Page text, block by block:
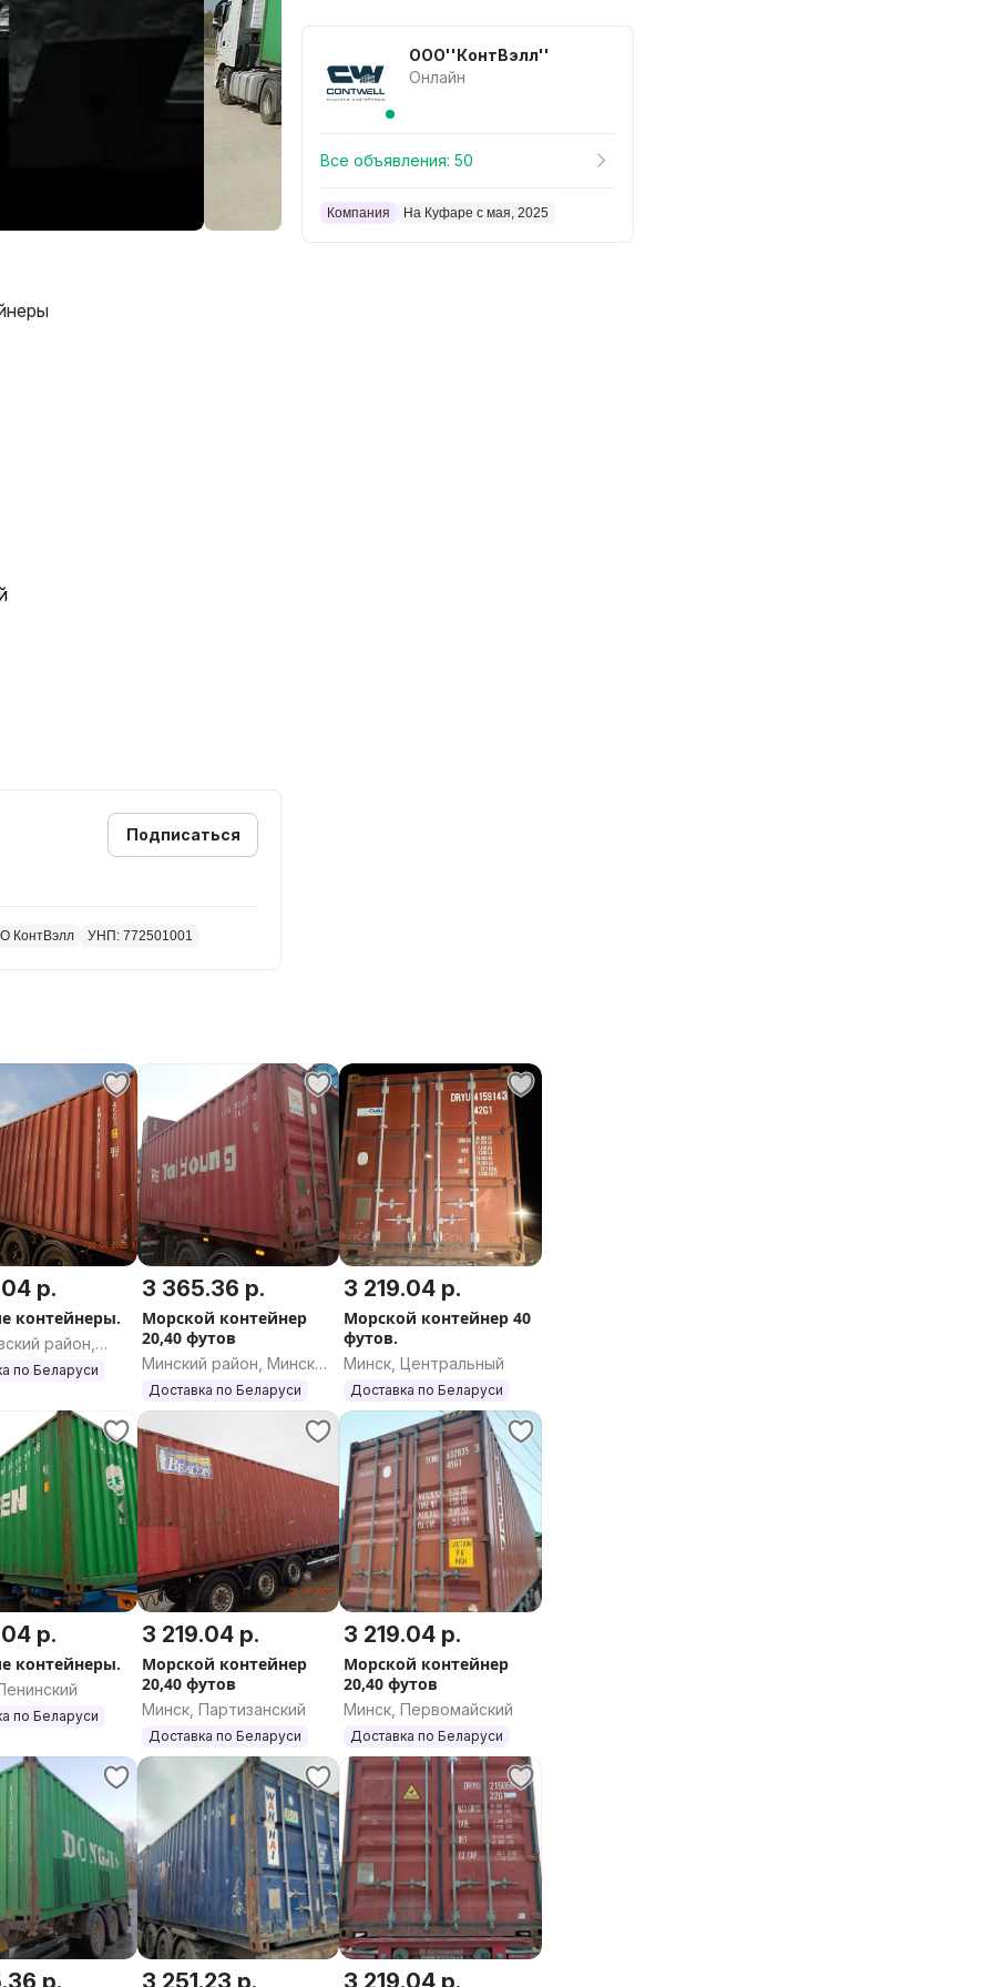
цены!
и подберем нужный вариант
Подписаться
КонтВэлл УНП: 772501001
р.
контейнеры.
район,
область
по Беларуси
3 365.36 р.
Морской контейнер
20,40 футов
Минский район, Минская
область
Доставка по Беларуси
3 219.04 р.
Морской контейнер 40
футов.
Минск, Центральный
Доставка по Беларуси
р.
контейнеры.
по Беларуси
3 219.04 р.
Морской контейнер
20,40 футов
Минск, Партизанский
Доставка по Беларуси
3 219.04 р.
Морской контейнер
20,40 футов
Минск, Первомайский
Доставка по Беларуси
р. 3 251.23 р. 3 219.04 р.
ООО''КонтВэлл''
Онлайн
Все объявления: 50
Компания На Куфаре с мая, 2025